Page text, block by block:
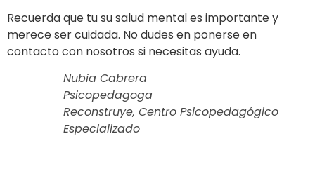
Recuerda que tu su salud mental es importante y
merece ser cuidada. No dudes en ponerse en
contacto con nosotros si necesitas ayuda.
Nubia Cabrera
Psicopedagoga
Reconstruye, Centro Psicopedagógico
Especializado